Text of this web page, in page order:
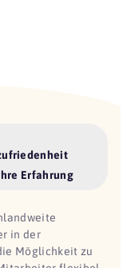
Erfahrung
in der
Möglichkeit zu